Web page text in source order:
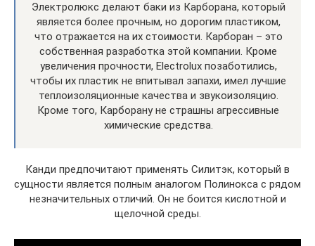
Электролюкс делают баки из Карборана, который
является более прочным, но дорогим пластиком,
что отражается на их стоимости. Карборан – это
собственная разработка этой компании. Кроме
увеличения прочности, Electrolux позаботились,
чтобы их пластик не впитывал запахи, имел лучшие
теплоизоляционные качества и звукоизоляцию.
Кроме того, Карборану не страшны агрессивные
химические средства.
Канди предпочитают применять Силитэк, который в
сущности является полным аналогом Полинокса с рядом
незначительных отличий. Он не боится кислотной и
щелочной среды.